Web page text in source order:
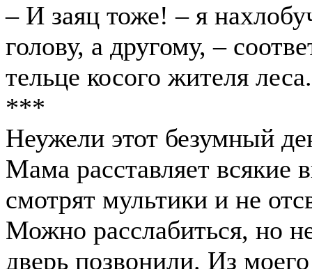
– И заяц тоже! – я
голову, а другому, –
тельце косого жителя леса.
***
Неужели этот безумный
Мама расставляет всякие
смотрят мультики и не
Можно расслабиться, но
дверь позвонили. Из